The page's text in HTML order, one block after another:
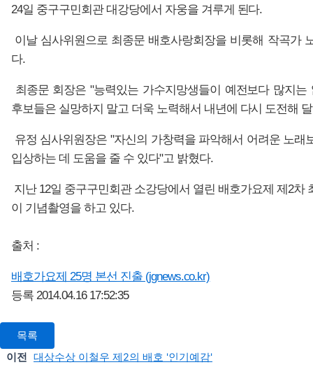
24일 중구구민회관 대강당에서 자웅을 겨루게 된다.
이날 심사위원으로 최종문 배호사랑회장을 비롯해 작곡가
다.
최종문 회장은 "능력있는 가수지망생들이 예전보다 많지
후보들은 실망하지 말고 더욱 노력해서 내년에 다시 도전해
유정 심사위원장은 "자신의 가창력을 파악해서 어려운 노래
입상하는 데 도움을 줄 수 있다"고 밝혔다.
지난 12일 중구구민회관 소강당에서 열린 배호가요제 제2차
이 기념촬영을 하고 있다.
출처 :
배호가요제 25명 본선 진출 (jgnews.co.kr)
등록 2014.04.16 17:52:35
목록
이전 대상수상 이철우 제2의 배호 '인기예감'